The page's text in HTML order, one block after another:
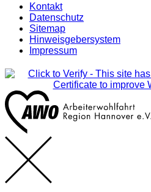
Kontakt
Datenschutz
Sitemap
Hinweisgebersystem
Impressum